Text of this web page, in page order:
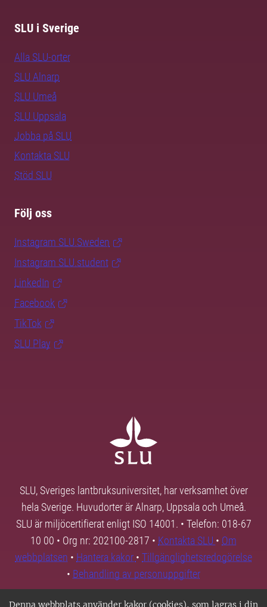
Denna webbplats använder kakor (cookies), som lagras i din
SLU i Sverige
Alla SLU-orter
SLU Alnarp
SLU Umeå
SLU Uppsala
Jobba på SLU
Kontakta SLU
Stöd SLU
Följ oss
Instagram SLU.Sweden
Instagram SLU.student
LinkedIn
Facebook
TikTok
SLU Play
SLU, Sveriges lantbruksuniversitet, har verksamhet över
hela Sverige. Huvudorter är Alnarp, Uppsala och Umeå.
SLU är miljöcertifierat enligt ISO 14001. • Telefon: 018-67
10 00 • Org nr: 202100-2817 • Kontakta SLU • Om
webbplatsen • Hantera kakor • Tillgänglighetsredogörelse
• Behandling av personuppgifter